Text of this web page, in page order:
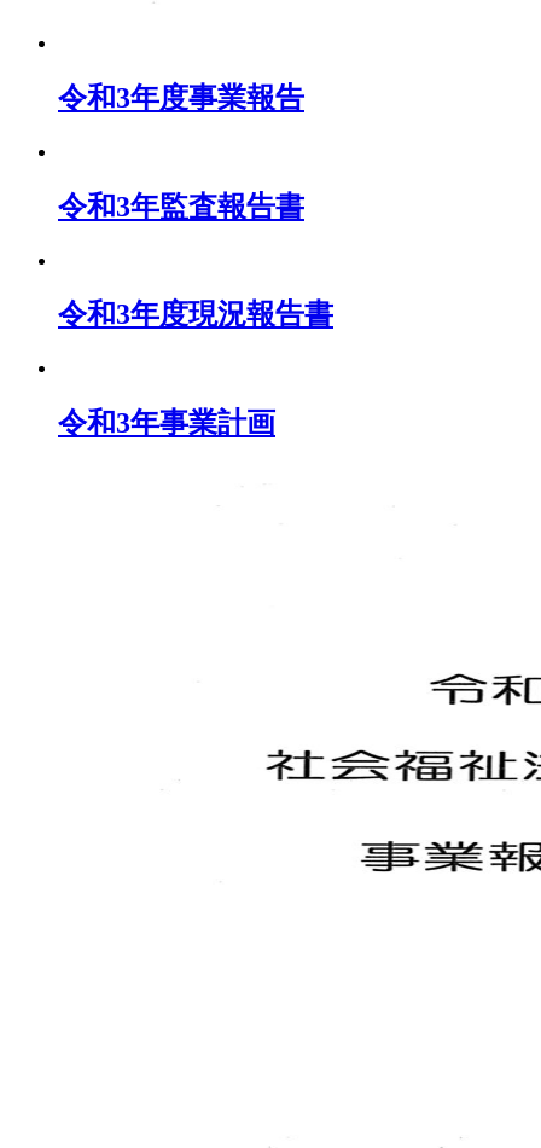
令和3年度事業報告
令和3年監査報告書
令和3年度現況報告書
令和3年事業計画